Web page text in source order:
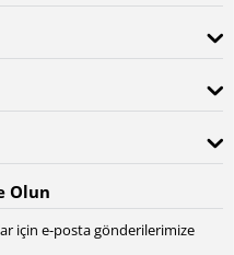
Olun
için e-posta gönderilerimize